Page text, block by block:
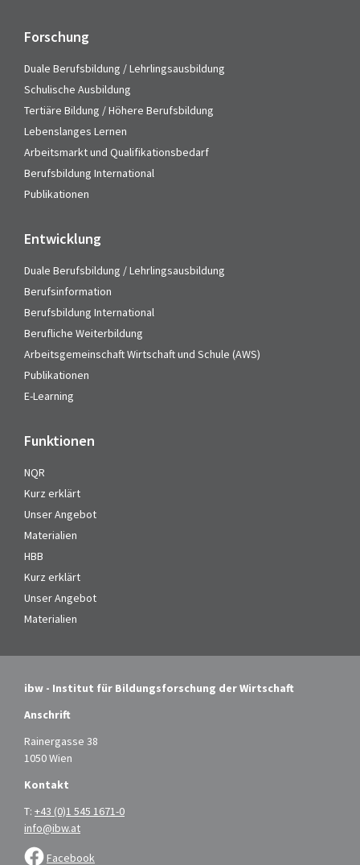
Forschung
Duale Berufsbildung / Lehrlingsausbildung
Schulische Ausbildung
Tertiäre Bildung / Höhere Berufsbildung
Lebenslanges Lernen
Arbeitsmarkt und Qualifikationsbedarf
Berufsbildung International
Publikationen
Entwicklung
Duale Berufsbildung / Lehrlingsausbildung
Berufsinformation
Berufsbildung International
Berufliche Weiterbildung
Arbeitsgemeinschaft Wirtschaft und Schule (AWS)
Publikationen
E-Learning
Funktionen
NQR
Kurz erklärt
Unser Angebot
Materialien
HBB
Kurz erklärt
Unser Angebot
Materialien
ibw - Institut für Bildungsforschung der Wirtschaft
Anschrift
Rainergasse 38
1050 Wien
Kontakt
T: +43 (0)1 545 1671-0
info@ibw.at
Facebook